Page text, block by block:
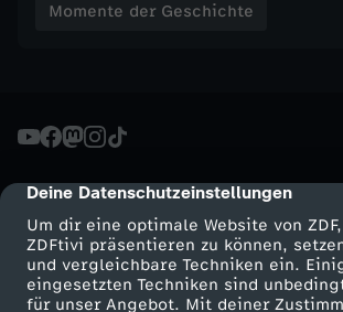
cmp-dialog-description
Deine Datenschutzeinstellungen
Um dir eine optimale Website von
ZDFtivi präsentieren zu können,
und vergleichbare Techniken ein.
eingesetzten Techniken sind
für unser Angebot. Mit deiner
-
i
e
d
e
Momente der Geschichte